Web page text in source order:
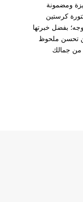
ومضمونة
كرستين
بفضل خبرتها
تحسن ملحوظ
من جمالك